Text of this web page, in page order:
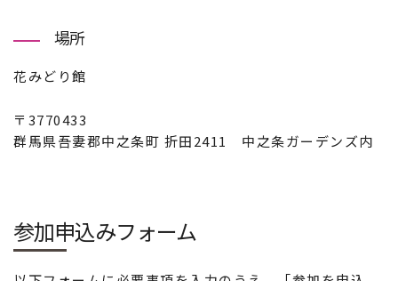
場所
花みどり館
〒3770433
群馬県吾妻郡中之条町 折田2411 中之条ガーデンズ内
参加申込みフォーム